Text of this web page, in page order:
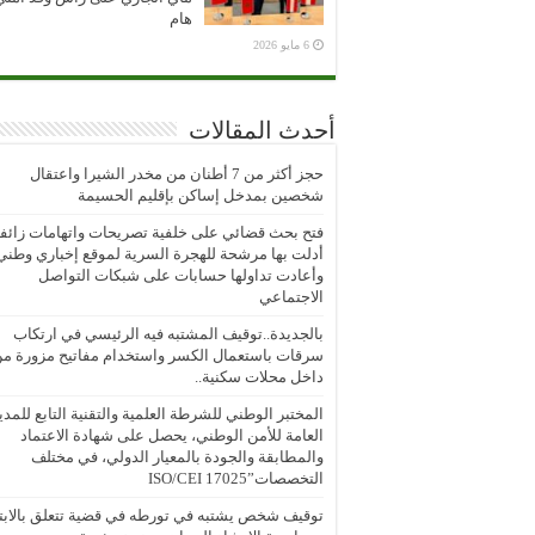
هام
6 مايو 2026
أحدث المقالات
حجز أكثر من 7 أطنان من مخدر الشيرا واعتقال
شخصين بمدخل إساكن بإقليم الحسيمة
فتح بحث قضائي على خلفية تصريحات واتهامات
أدلت بها مرشحة للهجرة السرية لموقع إخباري
وأعادت تداولها حسابات على شبكات التواصل
الاجتماعي
بالجديدة..توقيف المشتبه فيه الرئيسي في ارتكاب
سرقات باستعمال الكسر واستخدام مفاتيح مزورة
داخل محلات سكنية..
المختبر الوطني للشرطة العلمية والتقنية التابع
العامة للأمن الوطني، يحصل على شهادة الاعتماد
والمطابقة والجودة بالمعيار الدولي، في مختلف
التخصصات”ISO/CEI 17025
توقيف شخص يشتبه في تورطه في قضية تتعلق